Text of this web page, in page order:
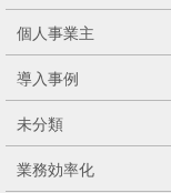
個人事業主
導入事例
未分類
業務効率化